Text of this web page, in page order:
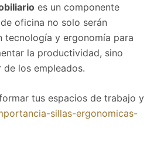
es un componente
oficina no solo serán
tecnología y ergonomía para
la productividad, sino
los empleados.
tus espacios de trabajo y
sillas-ergonomicas-